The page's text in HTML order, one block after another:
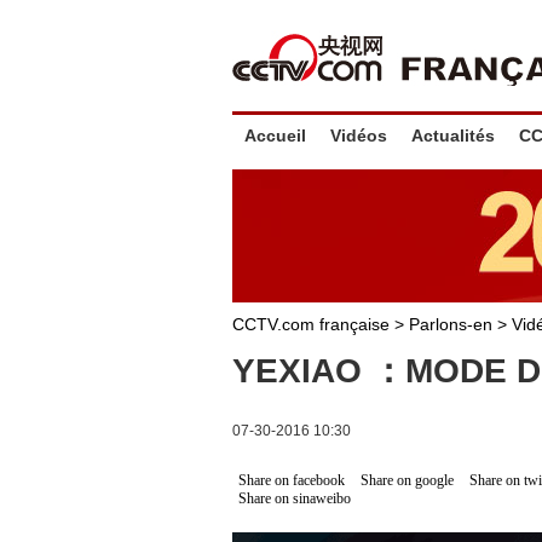
Accueil Vidéos Actualités
CCTV.com française > Parlons-en >
YEXIAO ：MODE
07-30-2016 10:30
Share on facebook Share on google
Share on
Share on sinaweibo